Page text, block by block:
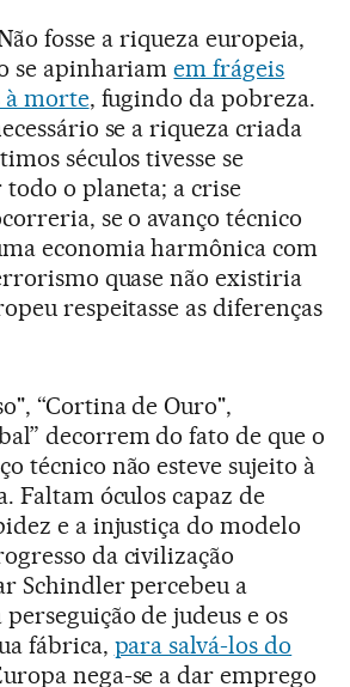
fosse a riqueza europeia,
se apinhariamem frágeis
à morte, fugindo da pobreza.
se a riqueza criada
séculos tivesse se
o planeta; a crise
se o avanço técnico
economia harmônica com
quase não existiria
respeitasse as diferenças
“Cortina de Ouro",
decorrem do fato de que o
técnico não esteve sujeito à
Faltam óculos capaz de
e a injustiça do modelo
da civilização
Schindler percebeu a
de judeus e os
fábrica, para salvá-los do
nega-se a dar emprego